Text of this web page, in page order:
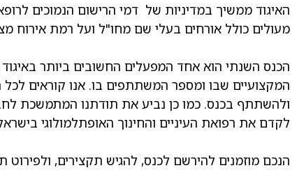
האיגוד ממשיך במדיניות של דמי הרישום הנמוכים
מעולים כולל אורחים בעלי שם מחו"ל ועל רמת אירוח
הכנס השנתי הוא אחד המפעלים החשובים ביותר
המקצועיים שבו ומספר המשתתפים בו. אנו קוראים
ולהשתתף בכנס. כמו כן נביע את תודתנו המתמשכת
לקדם את רפואת העיניים והחינוך האופתלמולוגי
הנכם מוזמנים להירשם לכנס, להגיש תקצירים, ולפירוט